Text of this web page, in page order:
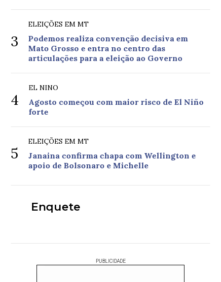
3
ELEIÇÕES EM MT
Podemos realiza convenção decisiva em
Mato Grosso e entra no centro das
articulações para a eleição ao Governo
4
EL NINO
Agosto começou com maior risco de El Niño
forte
5
ELEIÇÕES EM MT
Janaina confirma chapa com Wellington e
apoio de Bolsonaro e Michelle
Enquete
PUBLICIDADE